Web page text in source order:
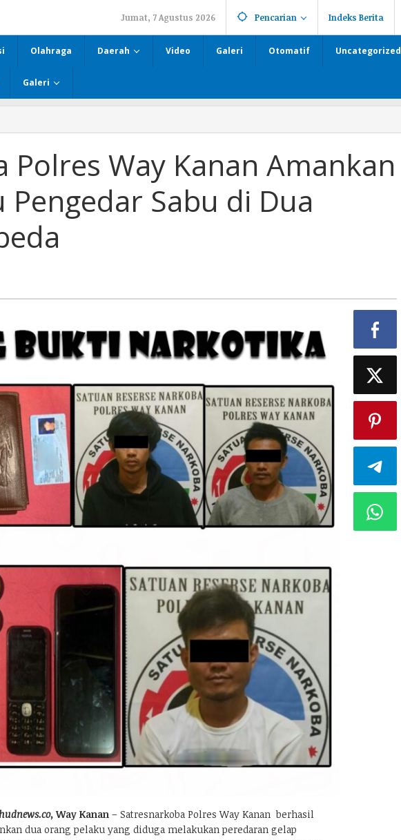
Jumat, 7 Agustus 2026 Pencarian Indeks Berita
Olahraga Daerah Video Galeri Otomatif Uncategorized
Galeri
Polres Way Kanan Amankan
Pengedar Sabu di Dua
Way Kanan – Satresnarkoba Polres Way Kanan berhasil
dua orang pelaku yang diduga melakukan peredaran gelap